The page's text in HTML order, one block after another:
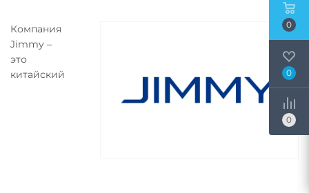
Компания
Jimmy –
это
китайский
0
0
0